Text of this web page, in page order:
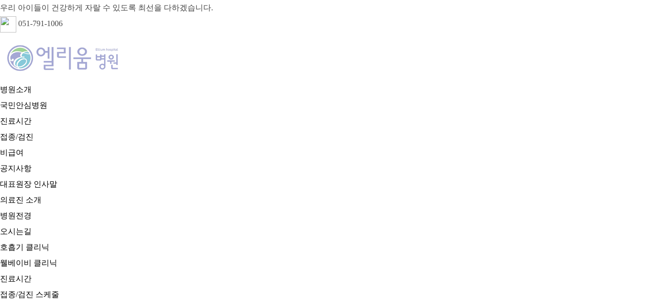
우리 아이들이 건강하게 자랄 수 있도록 최선을 다하겠습니다.
051-791-1006
병원소개
국민안심병원
진료시간
접종/검진
비급여
공지사항
대표원장 인사말
의료진 소개
병원전경
오시는길
호흡기 클리닉
웰베이비 클리닉
진료시간
접종/검진 스케줄